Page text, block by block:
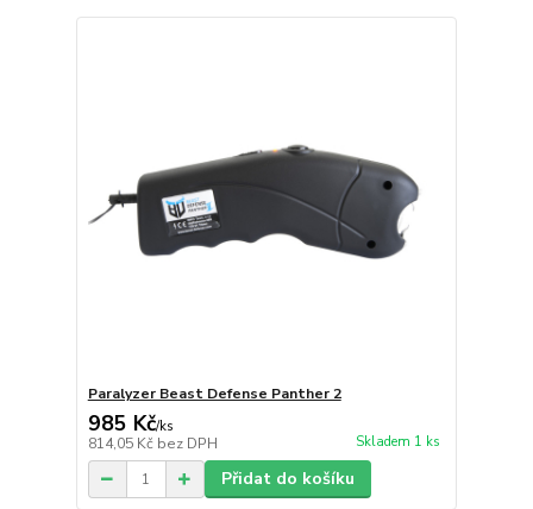
Paralyzer Beast Defense Panther 2
985 Kč/ks
814,05 Kč bez DPH Skladem 1 ks
Přidat do košíku